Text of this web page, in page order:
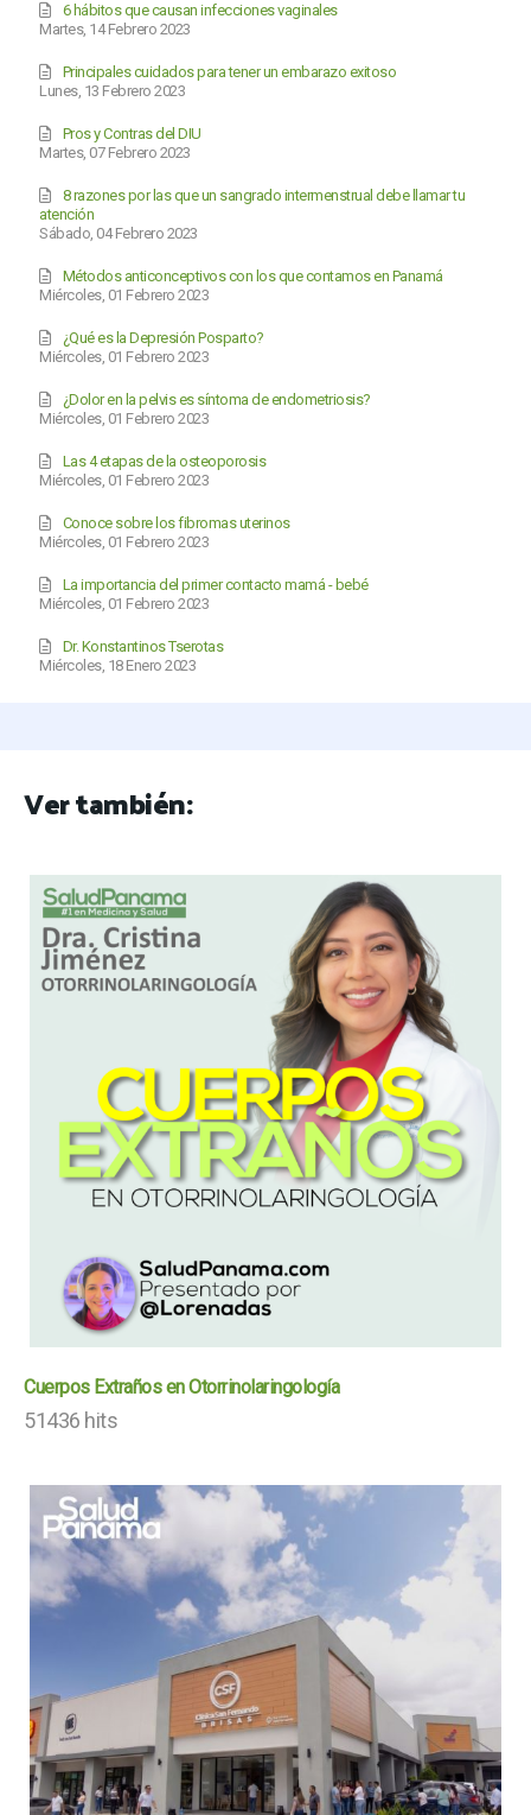
Martes, 14 Febrero 2023
6 hábitos que causan infecciones vaginales
Lunes, 13 Febrero 2023
Principales cuidados para tener un embarazo exitoso
Martes, 07 Febrero 2023
Pros y Contras del DIU
Sábado, 04 Febrero 2023
8 razones por las que un sangrado intermenstrual debe llamar tu
atención
Miércoles, 01 Febrero 2023
Métodos anticonceptivos con los que contamos en Panamá
Miércoles, 01 Febrero 2023
¿Qué es la Depresión Posparto?
Miércoles, 01 Febrero 2023
¿Dolor en la pelvis es síntoma de endometriosis?
Miércoles, 01 Febrero 2023
Las 4 etapas de la osteoporosis
Miércoles, 01 Febrero 2023
Conoce sobre los fibromas uterinos
Miércoles, 01 Febrero 2023
La importancia del primer contacto mamá - bebé
Miércoles, 18 Enero 2023
Dr. Konstantinos Tserotas
Ver también:
Cuerpos Extraños en Otorrinolaringología
51436 hits